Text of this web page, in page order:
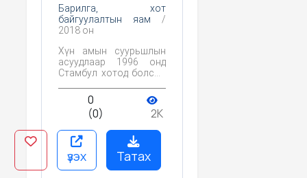
Барилга, хот
байгуулалтын яам /
2018 он
Хүн амын суурьшлын
асуудлаар 1996 онд
Стамбул хотод болсон
нутаг дэвсгэрийн
тогтвортой хөгжлийг
хангахад бүс нутгийн
хөгжлийг тууштай
хэрэгжүүлэхийг тухайн
улс орнуудын Засгийн
газруудын хүлээх үүрэг
гэж тодорхойлсон.
0
(0)
2K
үзэх Татах